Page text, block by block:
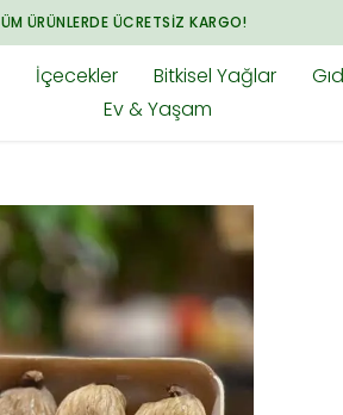
ARADIĞINIZ HER ŞEY BAHARAT.COM.TR'DE
İçecekler Bitkisel Yağlar
Ev & Yaşam